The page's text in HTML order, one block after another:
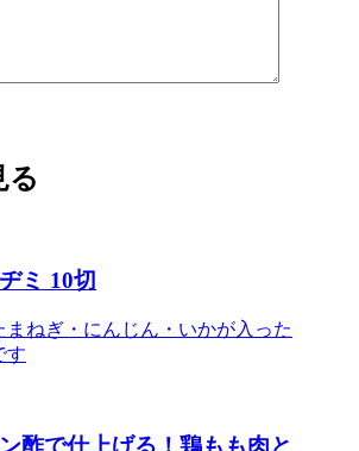
る
ミ 10切
まねぎ・にんじん・いかが入った
す
酢で仕上げる！鶏もも肉と